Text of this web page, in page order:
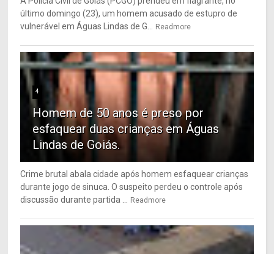
último domingo (23), um homem acusado de estupro de
vulnerável em Águas Lindas de G... Readmore
4
Homem de 50 anos é preso por
esfaquear duas crianças em Águas
Lindas de Goiás.
Crime brutal abala cidade após homem esfaquear crianças
durante jogo de sinuca. O suspeito perdeu o controle após
discussão durante partida ... Readmore